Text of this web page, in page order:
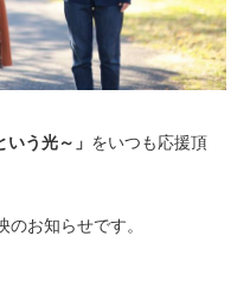
う光～」 をいつも応援頂
お知らせです。